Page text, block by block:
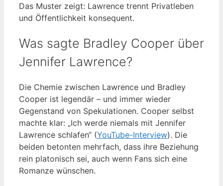
Das Muster zeigt: Lawrence trennt Privatleben
und Öffentlichkeit konsequent.
Was sagte Bradley Cooper über
Jennifer Lawrence?
Die Chemie zwischen Lawrence und Bradley
Cooper ist legendär – und immer wieder
Gegenstand von Spekulationen. Cooper selbst
machte klar: „Ich werde niemals mit Jennifer
Lawrence schlafen“ (YouTube-Interview). Die
beiden betonten mehrfach, dass ihre Beziehung
rein platonisch sei, auch wenn Fans sich eine
Romanze wünschen.